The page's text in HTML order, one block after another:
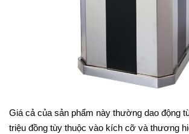
Giá cả của sản phẩm này thường dao động
triệu đồng tùy thuộc vào kích cỡ và thương